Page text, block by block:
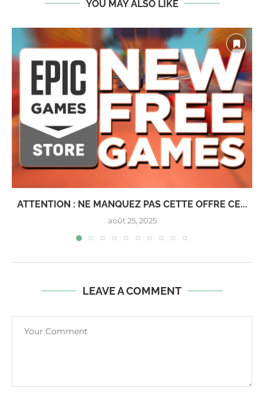
YOU MAY ALSO LIKE
ATTENTION : NE MANQUEZ PAS CETTE OFFRE CE...
août 25, 2025
LEAVE A COMMENT